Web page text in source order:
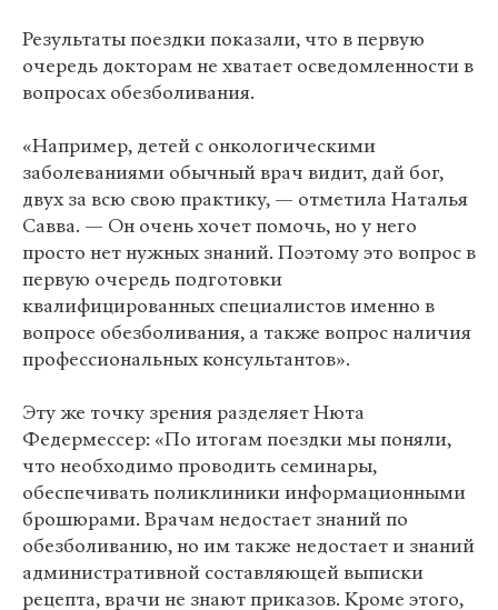
Результаты поездки показали, что в первую
очередь докторам не хватает осведомленности в
вопросах обезболивания.
«Например, детей с онкологическими
заболеваниями обычный врач видит, дай бог,
двух за всю свою практику, — отметила Наталья
Савва. — Он очень хочет помочь, но у него
просто нет нужных знаний. Поэтому это вопрос в
первую очередь подготовки
квалифицированных специалистов именно в
вопросе обезболивания, а также вопрос наличия
профессиональных консультантов».
Эту же точку зрения разделяет Нюта
Федермессер: «По итогам поездки мы поняли,
что необходимо проводить семинары,
обеспечивать поликлиники информационными
брошюрами. Врачам недостает знаний по
обезболиванию, но им также недостает и знаний
административной составляющей выписки
рецепта, врачи не знают приказов. Кроме этого,